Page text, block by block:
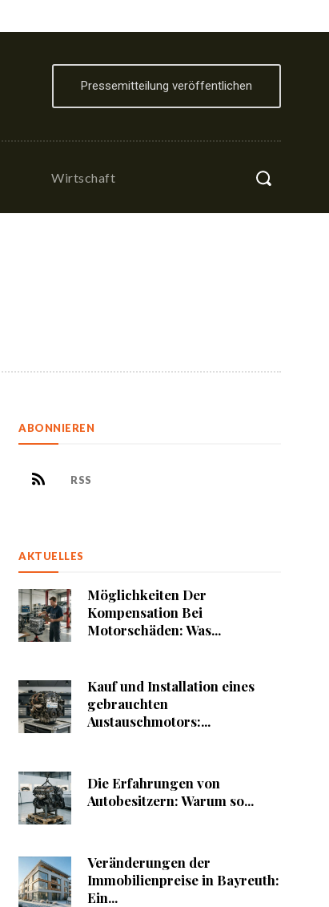
Pressemitteilung veröffentlichen
Wirtschaft
ABONNIEREN
RSS
AKTUELLES
Möglichkeiten Der
Kompensation Bei
Motorschäden: Was...
Kauf und Installation eines
gebrauchten
Austauschmotors:...
Die Erfahrungen von
Autobesitzern: Warum so...
Veränderungen der
Immobilienpreise in Bayreuth:
Ein...